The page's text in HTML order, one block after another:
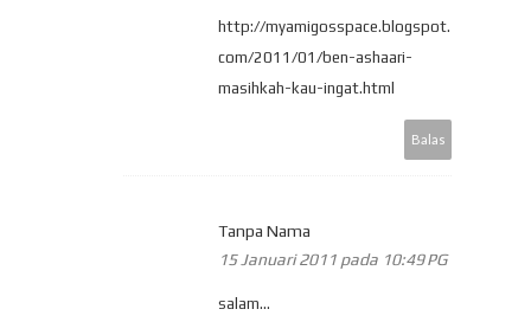
http://myamigosspace.blogspot.
com/2011/01/ben-ashaari-
masihkah-kau-ingat.html
Balas
Tanpa Nama
15 Januari 2011 pada 10:49 PG
salam...